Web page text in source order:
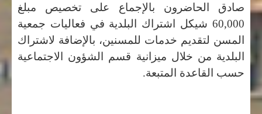
صادق الحاضرون بالإجماع على تخصيص مبلغ
60,000 شيكل اشتراك البلدية في فعاليات جمعية
المسن لتقديم خدمات للمسنين، بالإضافة لاشتراك
البلدية من خلال ميزانية قسم الشؤون الاجتماعية
حسب القاعدة المتبعة.